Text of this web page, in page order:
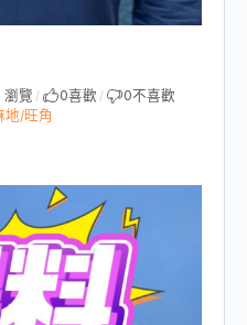
瀏覽 / 0喜歡 / 0不喜歡
地/旺角